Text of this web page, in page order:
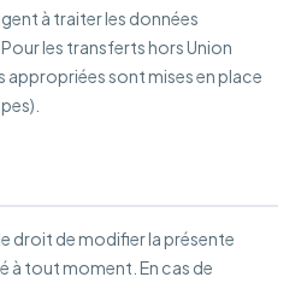
à traiter les données
les transferts hors Union
appropriées sont mises en place
droit de modifier la présente
tout moment. En cas de